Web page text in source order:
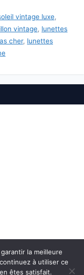
vintage luxe,
vintage, lunettes
cher, lunettes
la meilleure
à utiliser ce
êtes satisfait.